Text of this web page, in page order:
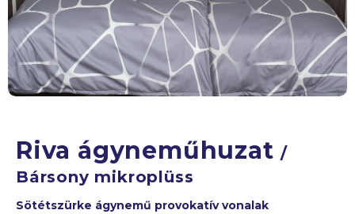
Riva ágyneműhuzat/
Bársony mikroplüss
Sötétszürke ágynemű provokatív vonalak